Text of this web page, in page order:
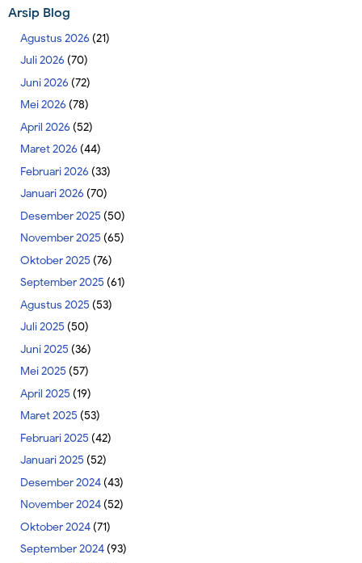
Arsip Blog
Agustus 2026 (21)
Juli 2026 (70)
Juni 2026 (72)
Mei 2026 (78)
April 2026 (52)
Maret 2026 (44)
Februari 2026 (33)
Januari 2026 (70)
Desember 2025 (50)
November 2025 (65)
Oktober 2025 (76)
September 2025 (61)
Agustus 2025 (53)
Juli 2025 (50)
Juni 2025 (36)
Mei 2025 (57)
April 2025 (19)
Maret 2025 (53)
Februari 2025 (42)
Januari 2025 (52)
Desember 2024(43)
November 2024(52)
Oktober 2024(71)
September 2024(93)